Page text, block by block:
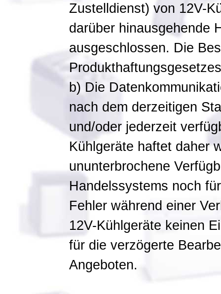
Zustelldienst) von 12V-
darüber hinausgehende
ausgeschlossen. Die
b) Die
nach dem derzeitigen
und/oder jederzeit
Kühlgeräte haftet daher
ununterbrochene
Handelssystems noch
Fehler während einer
12V-Kühlgeräte keinen
für die verzögerte
Angeboten.